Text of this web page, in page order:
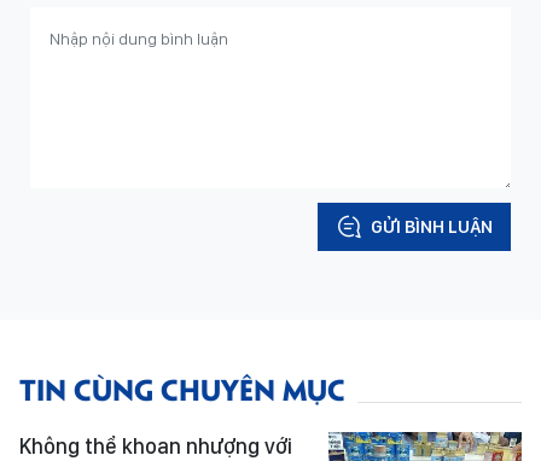
GỬI BÌNH LUẬN
TIN CÙNG CHUYÊN MỤC
Không thể khoan nhượng với